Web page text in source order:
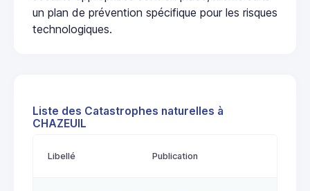
un plan de prévention spécifique pour les risques
technologiques.
Liste des Catastrophes naturelles à
CHAZEUIL
Libellé Publication